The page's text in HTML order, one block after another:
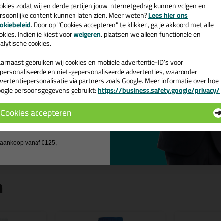
S117 310ml in Wit C01
je Ottoseal S117 310ml in een specifieke kleur? Gevonden! Deze
verschillende toepassingen. Een professioneel en hoogwaardig
310ml in de kleur Wit C01 vandaag nog! Op voorraad en op
je meer weten over de toepassing en kenmerken van dit product?Lees
& tricks voor Ottoseal S117 310ml
volgende blogs wordt dit product gebruikt:
Zuurvrije siliconenkit, wat is dat?
zodat wij en derde partijen jouw internetgedrag kunnen volgen en
content kunnen laten zien. Meer weten?Lees hier ons
. Door op "Cookies accepteren" te klikken, ga je akkoord met alle
Indien je kiest voorweigeren, plaatsen we alleen functionele en
cookies.
gebruiken wij cookies en mobiele advertentie-ID’s voor
en niet-gepersonaliseerde advertenties, waaronder
via partners zoals Google. Meer informatie over hoe
persoonsgegevens gebruikt:https://business.safety.google/privacy/
Cookies accepteren
en ontvang een
€35,-bij je eerste bestelling!
de actiecode ›
geen cadeau
vanaf €125,-